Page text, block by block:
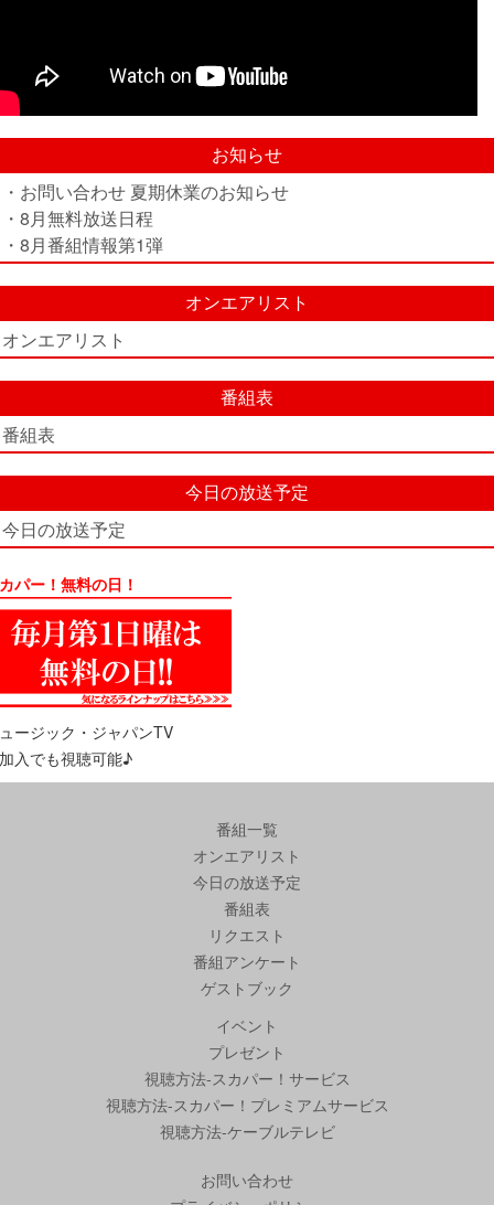
お知らせ
・お問い合わせ 夏期休業のお知らせ
・8月無料放送日程
・8月番組情報第1弾
オンエアリスト
オンエアリスト
番組表
番組表
今日の放送予定
今日の放送予定
パー！無料の日！
ージック・ジャパンTV
入でも視聴可能♪
番組一覧
オンエアリスト
今日の放送予定
番組表
リクエスト
番組アンケート
ゲストブック
イベント
プレゼント
視聴方法-スカパー！サービス
視聴方法-スカパー！プレミアムサービス
視聴方法-ケーブルテレビ
お問い合わせ